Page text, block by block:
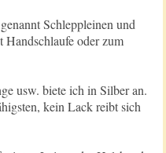
Schleppleinen und
Handschlaufe oder zum
usw. biete ich in Silber an.
kein Lack reibt sich